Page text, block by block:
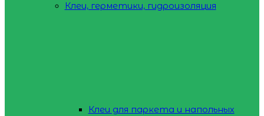
Клеи, герметики, гидроизоляция
Клеи для паркета и напольных